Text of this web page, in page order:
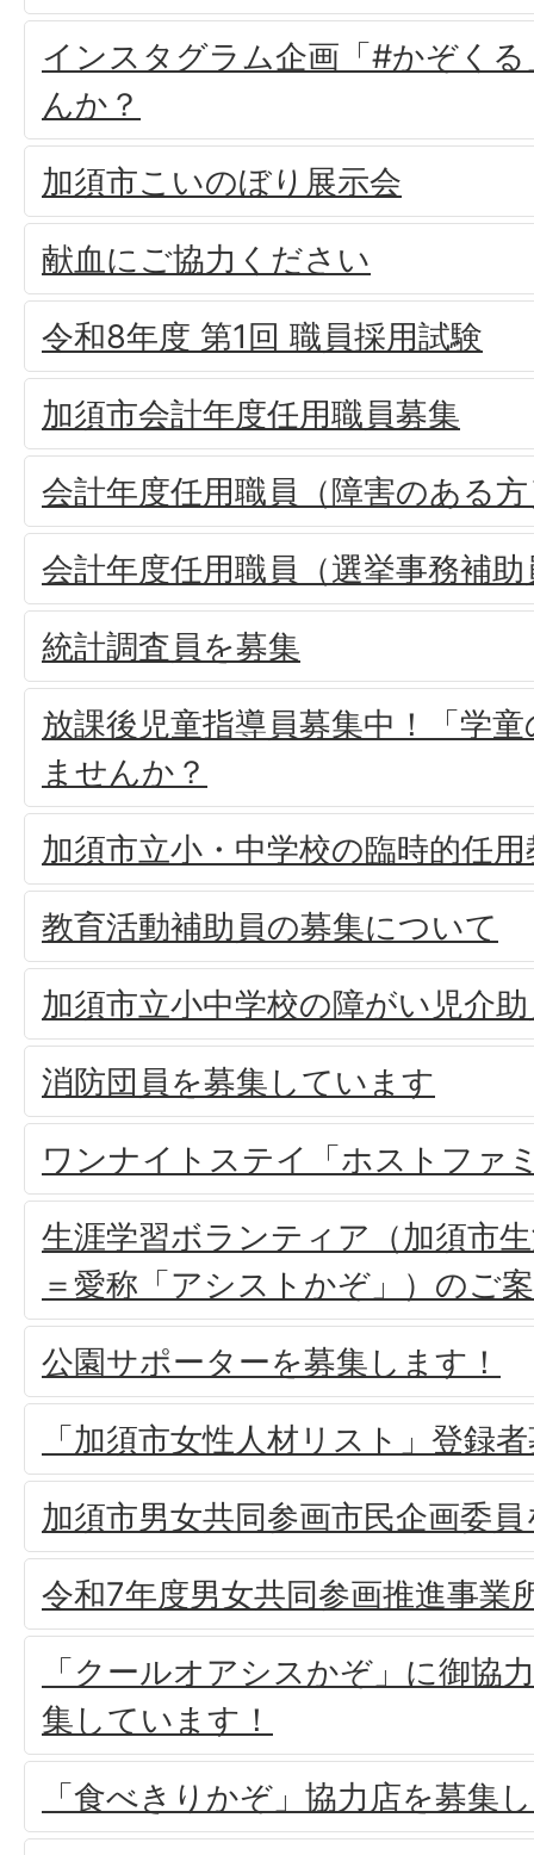
インスタグラム企画「#かぞく
んか？
加須市こいのぼり展示会
献血にご協力ください
令和8年度 第1回 職員採用試験
加須市会計年度任用職員募集
会計年度任用職員（障害のある
会計年度任用職員（選挙事務補
統計調査員を募集
放課後児童指導員募集中！「学
ませんか？
加須市立小・中学校の臨時的任
教育活動補助員の募集について
加須市立小中学校の障がい児介
消防団員を募集しています
ワンナイトステイ「ホストファ
生涯学習ボランティア（加須市
＝愛称「アシストかぞ」）のご
公園サポーターを募集します！
「加須市女性人材リスト」登録
加須市男女共同参画市民企画委
令和7年度男女共同参画推進事業
「クールオアシスかぞ」に御協
集しています！
「食べきりかぞ」協力店を募集